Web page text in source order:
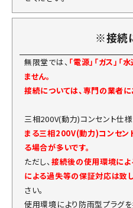
※接続
無限堂では、 「電源」「ガス」
ません。
接続については、専門の業者に
三相200V(動力)コンセント仕
まる三相200V(動力)コンセン
る場合が多いです。
ただし、 接続後の使用環境に
による過失等の保証対応は致
さい。
使用環境により防雨型プラグ